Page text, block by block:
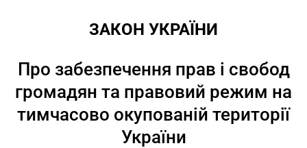
ЗАКОН УКРАЇНИ
Про забезпечення прав і свобод
громадян та правовий режим на
тимчасово окупованій території
України